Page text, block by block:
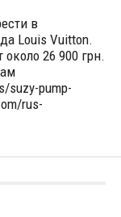
в
Louis Vuitton.
около 26 900 грн.
suzy-pump-
rus-